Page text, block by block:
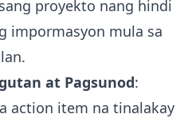
proyekto nang hindi
impormasyon mula sa
at Pagsunod:
action item na tinalakay